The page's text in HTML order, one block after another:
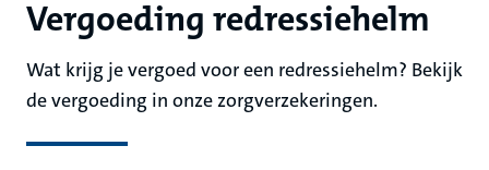
Vergoeding redressiehelm
Wat krijg je vergoed voor een redressiehelm? Bekijk
de vergoeding in onze zorgverzekeringen.